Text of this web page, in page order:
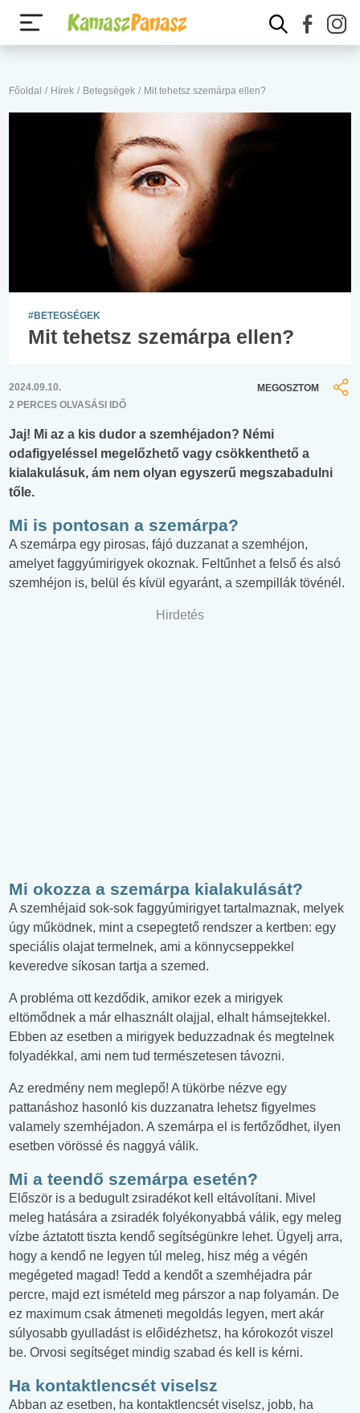
Főoldal / Hírek / Betegségek / Mit tehetsz szemárpa ellen?
#BETEGSÉGEK
Mit tehetsz szemárpa ellen?
2024.09.10.
2 PERCES OLVASÁSI IDŐ
MEGOSZTOM
Jaj! Mi az a kis dudor a szemhéjadon? Némi
odafigyeléssel megelőzhető vagy csökkenthető a
kialakulásuk, ám nem olyan egyszerű megszabadulni
tőle.
Mi is pontosan a szemárpa?
A szemárpa egy pirosas, fájó duzzanat a szemhéjon,
amelyet faggyúmirigyek okoznak. Feltűnhet a felső és alsó
szemhéjon is, belül és kívül egyaránt, a szempillák tövénél.
Hirdetés
Mi okozza a szemárpa kialakulását?
A szemhéjaid sok-sok faggyúmirigyet tartalmaznak, melyek
úgy működnek, mint a csepegtető rendszer a kertben: egy
speciális olajat termelnek, ami a könnycseppekkel
keveredve síkosan tartja a szemed.
A probléma ott kezdődik, amikor ezek a mirigyek
eltömődnek a már elhasznált olajjal, elhalt hámsejtekkel.
Ebben az esetben a mirigyek beduzzadnak és megtelnek
folyadékkal, ami nem tud természetesen távozni.
Az eredmény nem meglepő! A tükörbe nézve egy
pattanáshoz hasonló kis duzzanatra lehetsz figyelmes
valamely szemhéjadon. A szemárpa el is fertőződhet, ilyen
esetben vörössé és naggyá válik.
Mi a teendő szemárpa esetén?
Először is a bedugult zsiradékot kell eltávolítani. Mivel
meleg hatására a zsiradék folyékonyabbá válik, egy meleg
vízbe áztatott tiszta kendő segítségünkre lehet. Ügyelj arra,
hogy a kendő ne legyen túl meleg, hisz még a végén
megégeted magad! Tedd a kendőt a szemhéjadra pár
percre, majd ezt ismételd meg párszor a nap folyamán. De
ez maximum csak átmeneti megoldás legyen, mert akár
súlyosabb gyulladást is előidézhetsz, ha kórokozót viszel
be. Orvosi segítséget mindig szabad és kell is kérni.
Ha kontaktlencsét viselsz
Abban az esetben, ha kontaktlencsét viselsz, jobb, ha